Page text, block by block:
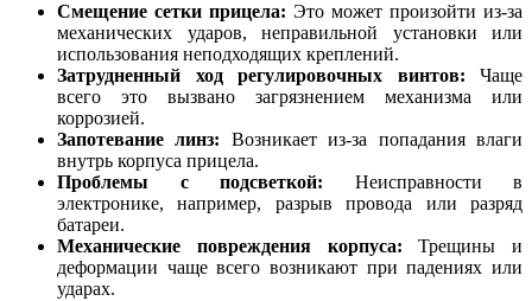
Смещение сетки прицела: Это может произойти из-за
механических ударов, неправильной установки или
использования неподходящих креплений.
Затрудненный ход регулировочных винтов: Чаще
всего это вызвано загрязнением механизма или
коррозией.
Запотевание линз: Возникает из-за попадания влаги
внутрь корпуса прицела.
Проблемы с подсветкой: Неисправности в
электронике, например, разрыв провода или разряд
батареи.
Механические повреждения корпуса: Трещины и
деформации чаще всего возникают при падениях или
ударах.